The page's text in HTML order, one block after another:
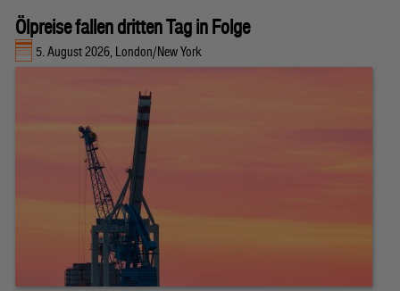
Ölpreise fallen dritten Tag in Folge
5. August 2026, London/New York